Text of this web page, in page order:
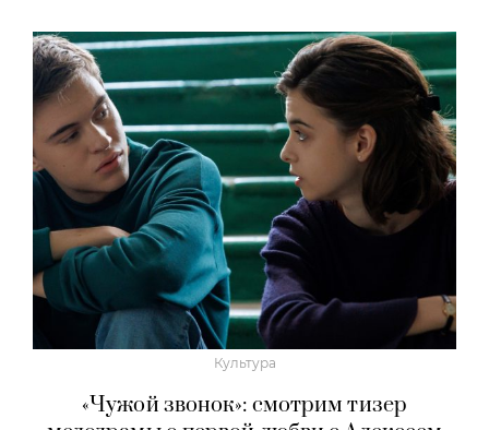
Культура
«Чужой звонок»: смотрим тизер